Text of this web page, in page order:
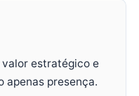
valor estratégico e
apenas presença.